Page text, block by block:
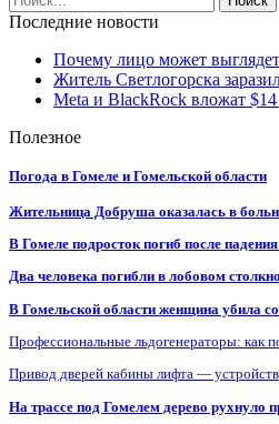
Последние новости
Почему лицо может
Житель Светлогорска
Meta и BlackRock вложат $14
Полезное
Погода в Гомеле и Гомельской области
Жительница Добруша оказалась в
В Гомеле подросток погиб после
Два человека погибли в лобовом
В Гомельской области женщина убила
Профессиональные льдогенераторы: как
Привод дверей кабины лифта —
На трассе под Гомелем дерево рухнуло